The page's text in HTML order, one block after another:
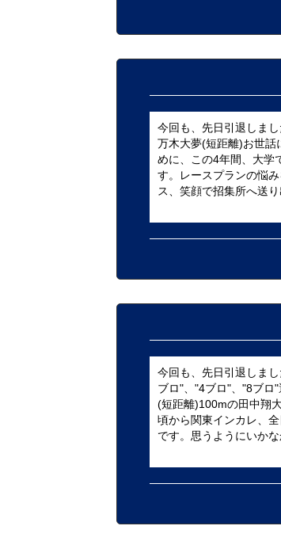
今回も、先日引退しま
万木大夢(短距離)お世話
めに、この4年間、大学
す。レースプランの悩
ス、笑顔で招集所へ送
今回も、先日引退しま
ブロ"、"4ブロ"、"8ブロ
(短距離)100mの田中翔
頃から関東インカレ、
です。思うようにいか